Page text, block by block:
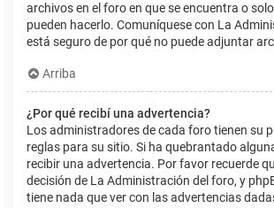
archivos en el foro en que se encuentra o
pueden hacerlo. Comuníquese con La
está seguro de por qué no puede adjuntar
Arriba
¿Por qué recibí una advertencia?
Los administradores de cada foro tienen su
reglas para su sitio. Si ha quebrantado
recibir una advertencia. Por favor recuerde
decisión de La Administración del foro, y
tiene nada que ver con las advertencias